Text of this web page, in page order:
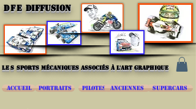
DFE DIFFUSION
les sports mécaniques associés à l'art graphique
ACCUEIL PORTRAITS PILOTES ANCIENNES SUPERCARS